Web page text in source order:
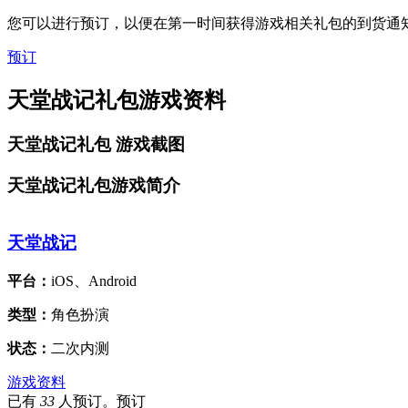
您可以进行预订，以便在第一时间获得游戏相关礼包的到货通
预订
天堂战记礼包游戏资料
天堂战记礼包游戏截图
天堂战记礼包游戏简介
天堂战记
平台： iOS、Android
类型： 角色扮演
状态： 二次内测
游戏资料
已有 33 人预订。预订